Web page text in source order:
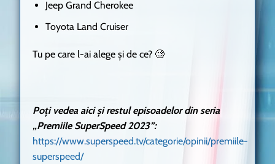
Jeep Grand Cherokee
Toyota Land Cruiser
Tu pe care l-ai alege și de ce? 🧐
Poți vedea aici și restul episoadelor din seria
„Premiile SuperSpeed 2023”:
https://www.superspeed.tv/categorie/opinii/premiile-
superspeed/